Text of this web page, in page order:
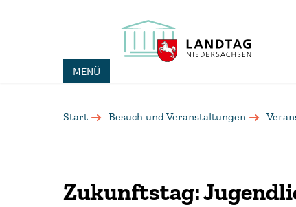
MENÜ
Start Besuch und Veranstaltungen
Zukunftstag: